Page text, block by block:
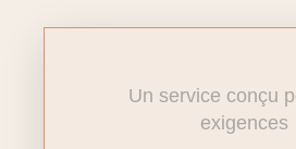
Un service conçu
exigences